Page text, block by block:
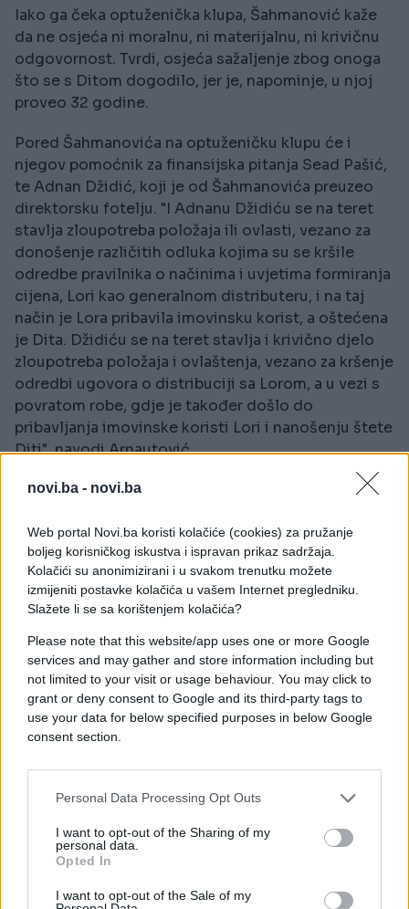
novi.ba - novi.ba
Web portal Novi.ba koristi kolačiće (cookies) za pružanje
boljeg korisničkog iskustva i ispravan prikaz sadržaja.
Kolačići su anonimizirani i u svakom trenutku možete
izmijeniti postavke kolačića u vašem Internet pregledniku.
Slažete li se sa korištenjem kolačića?
Please note that this website/app uses one or more Google
services and may gather and store information including but
not limited to your visit or usage behaviour. You may click to
grant or deny consent to Google and its third-party tags to
use your data for below specified purposes in below Google
consent section.
Personal Data Processing Opt Outs
I want to opt-out of the Sharing of my
personal data.
Opted In
I want to opt-out of the Sale of my
Iako ga čeka optuženička klupa, Šahmanović kaže
da ne osjeća ni moralnu, ni materijalnu, ni krivičnu
odgovornost. Tvrdi, osjeća sažaljenje zbog onoga
što se s Ditom dogodilo, jer je, napominje, u njoj
proveo 32 godine.
Pored Šahmanovića na optuženičku klupu će i
njegov pomoćnik za finansijska pitanja Sead Pašić,
te Adnan Džidić, koji je od Šahmanovića preuzeo
direktorsku fotelju. "I Adnanu Džidiću se na teret
stavlja zloupotreba položaja ili ovlasti, vezano za
donošenje različitih odluka kojima su se kršile
odredbe pravilnika o načinima i uvjetima formiranja
cijena, Lori kao generalnom distributeru, i na taj
način je Lora pribavila imovinsku korist, a oštećena
je Dita. Džidiću se na teret stavlja i krivično djelo
zloupotreba položaja i ovlaštenja, vezano za kršenje
odredbi ugovora o distribuciji sa Lorom, a u vezi s
povratom robe, gdje je također došlo do
pribavljanja imovinske koristi Lori i nanošenju štete
Diti", navodi Arnautović.
No, optužnica još nema protiv četiri člana
vlasnika Dite, Marjanka Divkovića, Suada Kurtagića
i Slavena Grubešića. "Osumnjičeni su prijavljeni za
nesavjesno poslovanje, a vezano za njihovu
eventualnu odgovornost u gubicima u poslovanju
Dite. U narednih mjesec dana će biti donesena
odluka u vezi s ovim osobama", dodaje Arnautović.
Saradnja Abdurahmanovića i Divkovića, tadašnjeg
direktora Hypo Alpe Adria banke u Tuzli, posebno je
interesantna policijskim istražiteljima, koji ispituju
Lore 2005. godine u Ditu, u njenom je skladištu
bilo robe u vrijednosti oko 2,5 miliona maraka.
kredit od šest miliona. Trinaest mjeseci nakon tog
kredita dignut je još jedan u istoj banci i istom
predsjednik Sindikata radnika Dite.